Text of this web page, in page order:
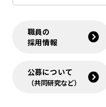
職員の
採用情報
公募について
（共同研究など）